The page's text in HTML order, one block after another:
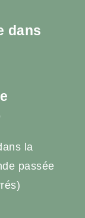
dans
la
passée